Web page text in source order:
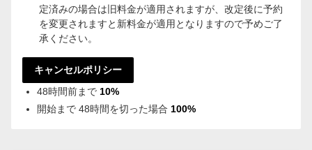
定済みの場合は旧料金が適用されますが、改定後に予約
を変更されますと新料金が適用となりますので予めご了
承ください。
キャンセルポリシー
48時間前まで 10%
開始まで 48時間を切った場合 100%